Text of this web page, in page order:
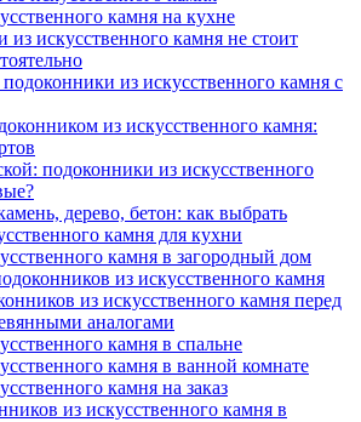
камня на кухне
искусственного камня не стоит
из искусственного камня с
из искусственного камня:
подоконники из искусственного
дерево, бетон: как выбрать
камня для кухни
камня в загородный дом
из искусственного камня
из искусственного камня перед
аналогами
камня в спальне
камня в ванной комнате
камня на заказ
из искусственного камня в